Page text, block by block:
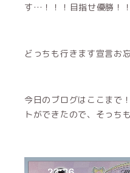
す…！！！目指せ優勝！
どっちも行きます宣言お
今日のブログはここま
トができたので、そっ